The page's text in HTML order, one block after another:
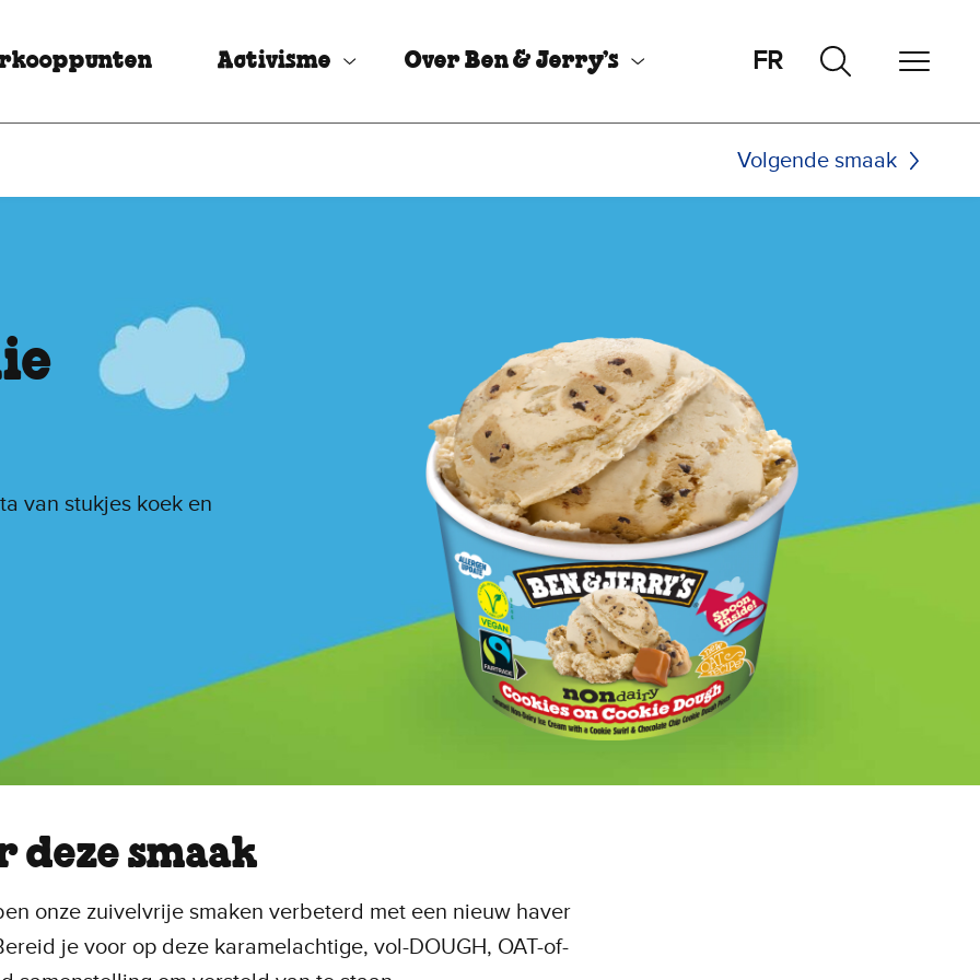
Activisme Over Ben & Jerry’s FR
Volgende smaak
van stukjes koek en
deze smaak
onze zuivelvrije smaken verbeterd met een nieuw haver
je voor op deze karamelachtige, vol-DOUGH, OAT-of-